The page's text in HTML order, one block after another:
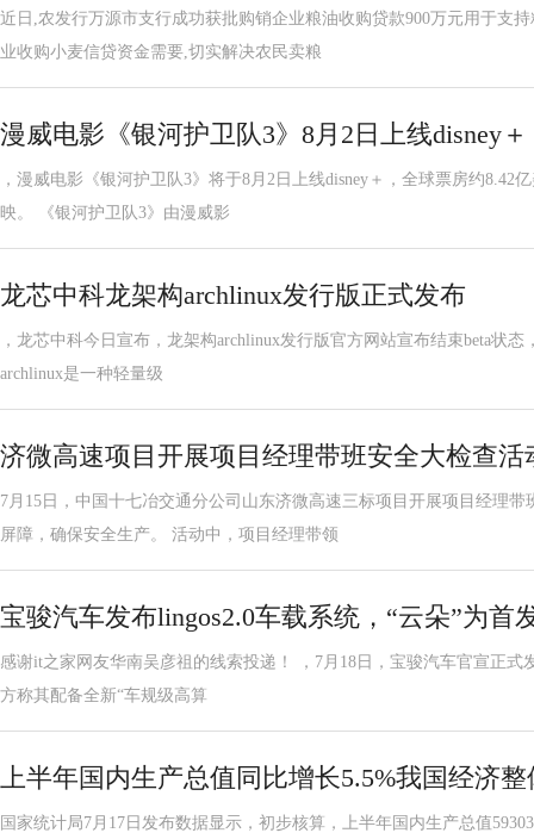
近日,农发行万源市支行成功获批购销企业粮油收购贷款900万元用于支
业收购小麦信贷资金需要,切实解决农民卖粮
漫威电影《银河护卫队3》8月2日上线disney
，漫威电影《银河护卫队3》将于8月2日上线disney＋，全球票房约8.42
映。 《银河护卫队3》由漫威影
龙芯中科龙架构archlinux发行版正式发布
，龙芯中科今日宣布，龙架构archlinux发行版官方网站宣布结束beta状
archlinux是一种轻量级
济微高速项目开展项目经理带班安全大检查活
7月15日，中国十七冶交通分公司山东济微高速三标项目开展项目经理
屏障，确保安全生产。 活动中，项目经理带领
宝骏汽车发布lingos2.0车载系统，“云朵”为首
感谢it之家网友华南吴彦祖的线索投递！ ，7月18日，宝骏汽车官宣正式
方称其配备全新“车规级高算
上半年国内生产总值同比增长5.5%我国经济
国家统计局7月17日发布数据显示，初步核算，上半年国内生产总值